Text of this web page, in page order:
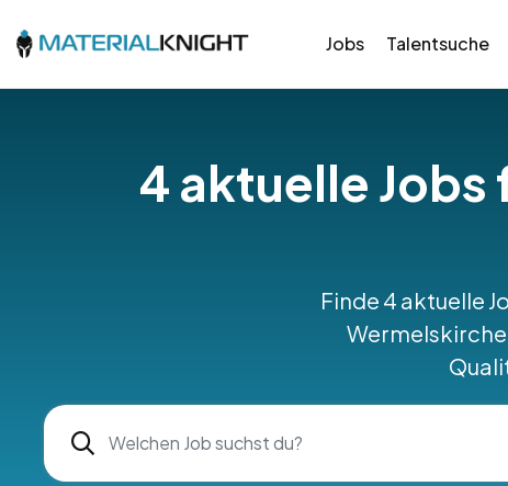
Jobs Talentsuche
4 aktuelle
Finde 4 aktuelle